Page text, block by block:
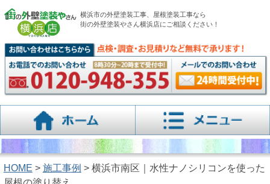
横浜市の外壁塗装工事、屋根塗装工事なら
街の外壁塗装やさん横浜店にご相談ください！
HOME > 施工事例 > 横浜市南区｜水性ナノシリコンを使った